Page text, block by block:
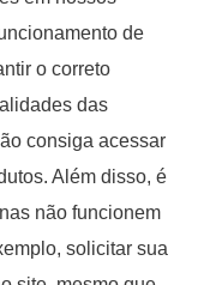
em nossos
de
o correto
das
consiga acessar
Além disso, é
não funcionem
solicitar sua